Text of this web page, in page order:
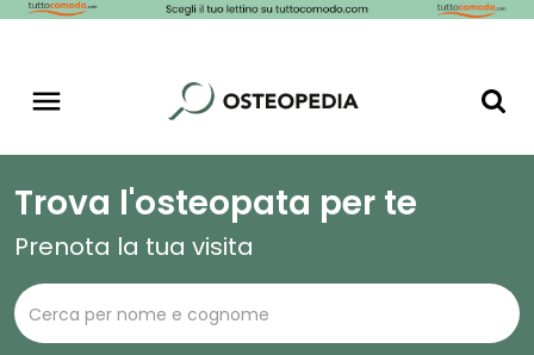
Trova l'osteopata per te
Prenota la tua visita